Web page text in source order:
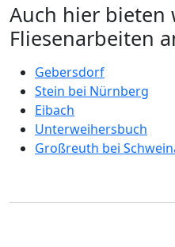
Auch hier bieten
Fliesenarbeiten
Gebersdorf
Stein bei Nürnberg
Eibach
Unterweihersbuch
Großreuth bei